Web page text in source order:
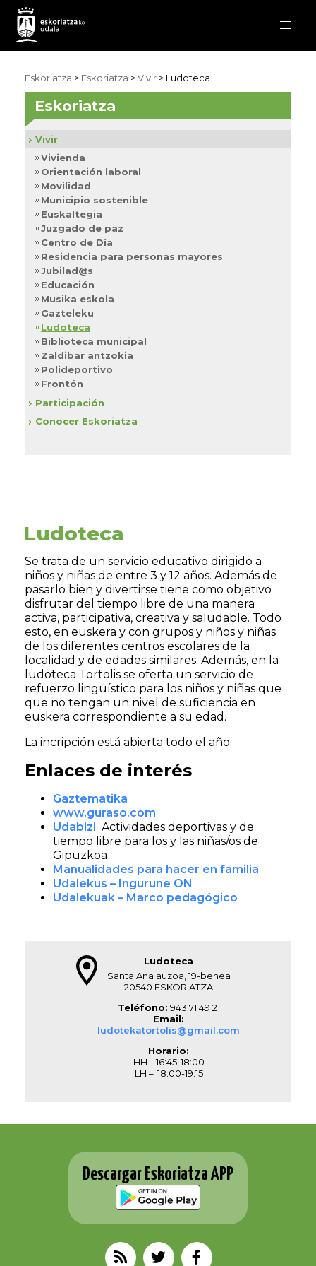
Eskoriatza > Eskoriatza >Vivir > Ludoteca
Ludoteca
Se trata de un servicio educativo dirigido a
niños y niñas de entre 3 y 12 años. Además de
pasarlo bien y divertirse tiene como objetivo
disfrutar del tiempo libre de una manera
activa, participativa, creativa y saludable. Todo
esto, en euskera y con grupos y niños y niñas
de los diferentes centros escolares de la
localidad y de edades similares. Además, en la
ludoteca Tortolis se oferta un servicio de
refuerzo lingüístico para los niños y niñas que
que no tengan un nivel de suficiencia en
euskera correspondiente a su edad.
La incripción está abierta todo el año.
Enlaces de interés
Gaztematika
www.guraso.com
Udabizi Actividades deportivas y de
tiempo libre para los y las niñas/os de
Gipuzkoa
Manualidades para hacer en familia
Udalekus – Ingurune ON
Udalekuak – Marco pedagógico
Ludoteca
Santa Ana auzoa, 19-behea
20540 ESKORIATZA
Teléfono: 943 71 49 21
Email:
ludotekatortolis@gmail.com
Horario:
HH – 16:45-18:00
LH – 18:00-19:15
Eskoriatza
Vivir
Vivienda
Orientación laboral
Movilidad
Municipio sostenible
Euskaltegia
Juzgado de paz
Centro de Día
Residencia para personas mayores
Jubilad@s
Educación
Musika eskola
Gazteleku
Ludoteca
Biblioteca municipal
Zaldibar antzokia
Polideportivo
Frontón
Participación
Conocer Eskoriatza
Descargar Eskoriatza APP